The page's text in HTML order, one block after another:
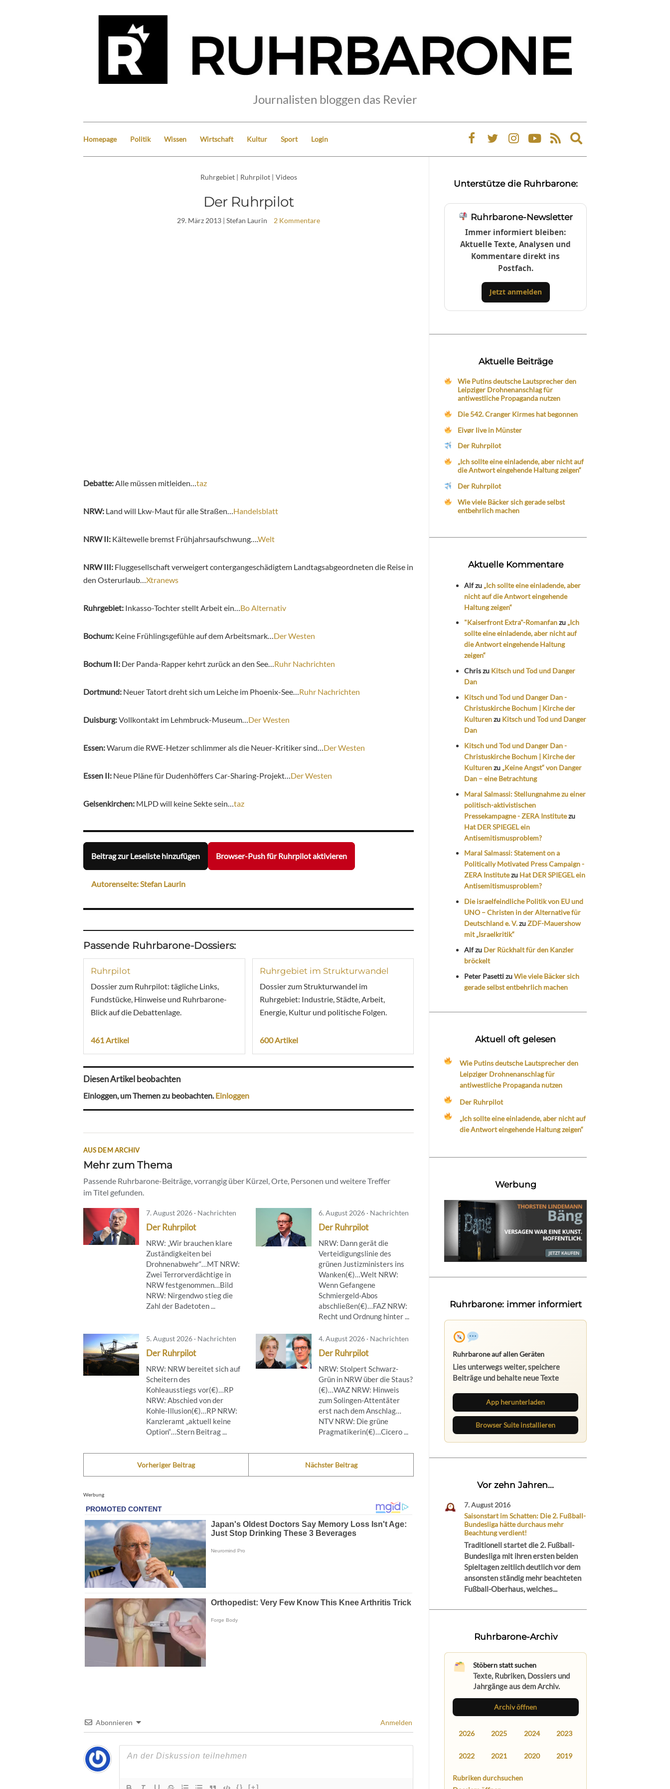
Journalisten bloggen das Revier
Homepage Politik Wissen Wirtschaft Kultur Sport Login
Expand
search
Ruhrgebiet | Ruhrpilot | Videos
Der Ruhrpilot
29. März 2013 | Stefan Laurin 2 Kommentare
Debatte: Alle müssen mitleiden… taz
NRW: Land will Lkw-Maut für alle Straßen… Handelsblatt
NRW II: Kältewelle bremst Frühjahrsaufschwung…. Welt
NRW III: Fluggesellschaft verweigert contergangeschädigtem Landtagsabgeordneten die Reise in
den Osterurlaub… Xtranews
Ruhrgebiet: Inkasso-Tochter stellt Arbeit ein… Bo Alternativ
Bochum: Keine Frühlingsgefühle auf dem Arbeitsmark… Der Westen
Bochum II: Der Panda-Rapper kehrt zurück an den See… Ruhr Nachrichten
Dortmund: Neuer Tatort dreht sich um Leiche im Phoenix-See… Ruhr Nachrichten
Duisburg:Vollkontakt im Lehmbruck-Museum… Der Westen
Essen:Warum die RWE-Hetzer schlimmer als die Neuer-Kritiker sind… Der Westen
Essen II: Neue Pläne für Dudenhöffers Car-Sharing-Projekt… Der Westen
Gelsenkirchen: MLPD will keine Sekte sein… taz
Beitrag zur Leseliste hinzufügen Browser-Push für Ruhrpilot aktivieren
Autorenseite: Stefan Laurin
Passende Ruhrbarone-Dossiers:
Ruhrpilot
Dossier zum Ruhrpilot: tägliche Links,
Fundstücke, Hinweise und Ruhrbarone-
Blick auf die Debattenlage.
461 Artikel
Ruhrgebiet im Strukturwandel
Dossier zum Strukturwandel im
Ruhrgebiet: Industrie, Städte, Arbeit,
Energie, Kultur und politische Folgen.
600 Artikel
Diesen Artikel beobachten
Einloggen, um Themen zu beobachten.Einloggen
AUS DEM ARCHIV
Mehr zum Thema
Passende Ruhrbarone-Beiträge, vorrangig über Kürzel, Orte, Personen und weitere Treffer
im Titel gefunden.
7. August 2026 · Nachrichten
Der Ruhrpilot
NRW: „Wir brauchen klare
Zuständigkeiten bei
Drohnenabwehr“…MT NRW:
Zwei Terrorverdächtige in
NRW festgenommen…Bild
NRW: Nirgendwo stieg die
Zahl der Badetoten ...
6. August 2026 · Nachrichten
Der Ruhrpilot
NRW: Dann gerät die
Verteidigungslinie des
grünen Justizministers ins
Wanken(€)…Welt NRW:
Wenn Gefangene
Schmiergeld-Abos
abschließen(€)…FAZ NRW:
Recht und Ordnung hinter ...
5. August 2026 · Nachrichten
Der Ruhrpilot
NRW: NRW bereitet sich auf
Scheitern des
Kohleausstiegs vor(€)…RP
NRW: Abschied von der
Kohle-Illusion(€)…RP NRW:
Kanzleramt „aktuell keine
Option“…Stern Beitrag ...
4. August 2026 · Nachrichten
Der Ruhrpilot
NRW: Stolpert Schwarz-
Grün in NRW über die Staus?
(€)…WAZ NRW: Hinweis
zum Solingen-Attentäter
erst nach dem Anschlag…
NTV NRW: Die grüne
Pragmatikerin(€)…Cicero ...
Vorheriger Beitrag Nächster Beitrag
Werbung
Abonnieren Anmelden
{} [+]
Unterstütze die Ruhrbarone:
Ruhrbarone-Newsletter
Immer informiert bleiben:
Aktuelle Texte, Analysen und
Kommentare direkt ins
Postfach.
Jetzt anmelden
Aktuelle Beiträge
Wie Putins deutsche Lautsprecher den
Leipziger Drohnenanschlag für
antiwestliche Propaganda nutzen
Die 542. Cranger Kirmes hat begonnen
Eivør live in Münster
Der Ruhrpilot
„Ich sollte eine einladende, aber nicht auf
die Antwort eingehende Haltung zeigen“
Der Ruhrpilot
Wie viele Bäcker sich gerade selbst
entbehrlich machen
Aktuelle Kommentare
Alfzu „Ich sollte eine einladende, aber
nicht auf die Antwort eingehende
Haltung zeigen“
"Kaiserfront Extra"-Romanfanzu „Ich
sollte eine einladende, aber nicht auf
die Antwort eingehende Haltung
zeigen“
Chriszu Kitsch und Tod und Danger
Dan
Kitsch und Tod und Danger Dan -
Christuskirche Bochum | Kirche der
Kulturenzu Kitsch und Tod und Danger
Dan
Kitsch und Tod und Danger Dan -
Christuskirche Bochum | Kirche der
Kulturenzu „Keine Angst“ von Danger
Dan – eine Betrachtung
Maral Salmassi: Stellungnahme zu einer
politisch-aktivistischen
Pressekampagne - ZERA Institutezu
Hat DER SPIEGEL ein
Antisemitismusproblem?
Maral Salmassi: Statement on a
Politically Motivated Press Campaign -
ZERA Institutezu Hat DER SPIEGEL ein
Antisemitismusproblem?
Die israelfeindliche Politik von EU und
UNO – Christen in der Alternative für
Deutschland e. V.zuZDF-Mauershow
mit „Israelkritik“
Alfzu Der Rückhalt für den Kanzler
bröckelt
Peter PasettizuWie viele Bäcker sich
gerade selbst entbehrlich machen
Aktuell oft gelesen
Wie Putins deutsche Lautsprecher den
Leipziger Drohnenanschlag für
antiwestliche Propaganda nutzen
Der Ruhrpilot
„Ich sollte eine einladende, aber nicht auf
die Antwort eingehende Haltung zeigen“
Werbung
Ruhrbarone: immer informiert
Ruhrbarone auf allen Geräten
Lies unterwegs weiter, speichere
Beiträge und behalte neue Texte
App herunterladen
Browser Suite installieren
Vor zehn Jahren...
7. August 2016
Saisonstart im Schatten: Die 2. Fußball-
Bundesliga hätte durchaus mehr
Beachtung verdient!
Traditionell startet die 2. Fußball-
Bundesliga mit ihren ersten beiden
Spieltagen zeitlich deutlich vor dem
ansonsten ständig mehr beachteten
Fußball-Oberhaus, welches...
Ruhrbarone-Archiv
Stöbern statt suchen
Texte, Rubriken, Dossiers und
Jahrgänge aus dem Archiv.
Archiv öffnen
2026 2025 2024 2023
2022 2021 2020 2019
Rubriken durchsuchen